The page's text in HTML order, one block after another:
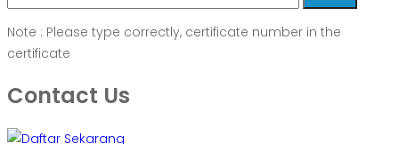
Note : Please type correctly, certificate number in the
certificate
Contact Us